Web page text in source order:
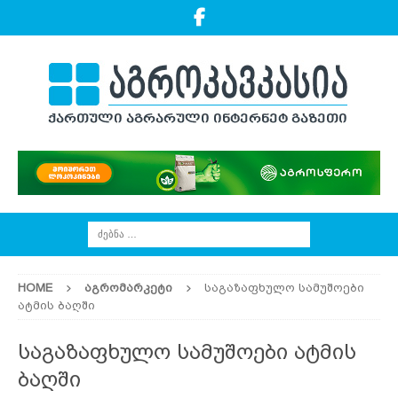
HOME ᲐᲒᲠᲝᲛᲐᲠᲙᲔᲢᲘ
საგაზაფხულო სამუშოები
ატმის ბაღში
საგაზაფხულო სამუშოები ატმის
ბაღში